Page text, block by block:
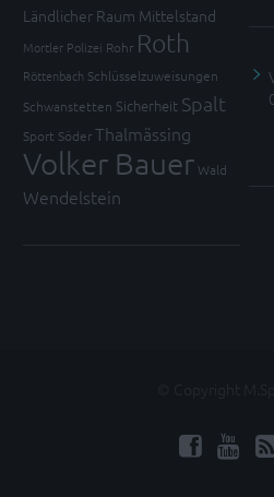
Ländlicher Raum Mittelstand
Mortler Polizei Rohr Roth
Röttenbach Schlüsselzuweisungen
Schwanstetten Sicherheit Spalt
Sport SöderThalmässing
Volker BauerWald
Wendelstein